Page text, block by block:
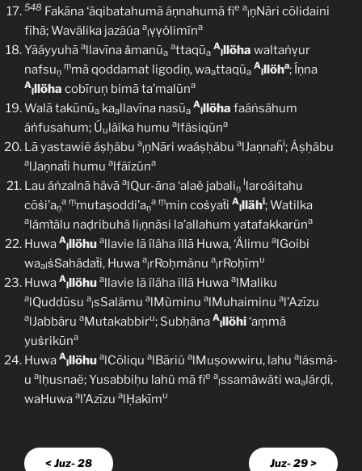
548 Fakāna ‘äqibatahumã áṇnahumā fie a
lṇNāri cōlidaini
fīhā; Wavälika jazãúa a
lṿṿölimīna
Yãáyyuhā allavīna ǎmanūa
attaqūa
A
lllöha waltaṅṿur
nafsuṇ
ṃmā qoddamat ligodiṇ, waattaqūa
A
lllöha; Íṇna
A
lllöha cobīruņ bimā ta’malūna
Walā takūnūa kaallavīna nasūa
A
lllöha faáṅsähum
áṅfusahum; Úulãíka humu alfäsiqūna
Lā yastawiẽ áṣḥäbu a
lṇNāri waáṣḥäbu alJaṇnaḧi; Áṣḥäbu
alJaṇnaẗi humu alfãízūna
Lau áṅzalnā hävā alQur-āna ‘alaë jabaliṇ
llaroáitahu
cōṡi’aṇ
a ṃmutaṣoddi’aṇ
a ṃmin coṡyaẗi A
lllähi; Watilka
alámṫālu naḍribuhā lilṇnāsi la’allahum yatafakkarūna
Huwa A
lllöhu allavie lã íläha íllā Huwa, ‘Älimu alGoibi
waalṡṠahädaẗi, Huwa a
lrRoḥmänu a
lrRoḥīmu
Huwa A
lllöhu allavie lã íläha íllā Huwa alMaliku
alQuddūsu a
lsSalämu alMùminu alMuhaiminu al’Azīzu
alJabbāru aMutakabbiru; Subḥäna A
lllöhi‘aṃmā
yuṡrikūna
Huwa A
lllöhu alCōliqu alBāriú alMuṣowwiru, lahu alásmã-
u alḥusnaë; Yusabbiḥu lahü mā fie a
lssamäwäti waalárḍi,
waHuwa al’Azīzu alḤakīmu
< Juz- 28 Juz- 29 >